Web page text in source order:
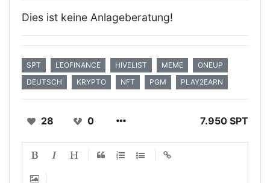
Dies ist keine Anlageberatung!
SPT LEOFINANCE HIVELIST MEME
ONEUP
DEUTSCH
KRYPTO NFT PGM PLAY2EARN
28 0 7.950 SPT